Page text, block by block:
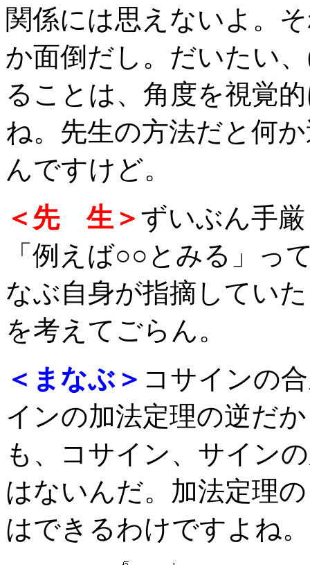
関係には思えないよ。
か面倒だし。だいたい
ることは、角度を視覚
ね。先生の方法だと何
んですけど。
＜先 生＞ ずいぶん手
「例えば○○とみる」っ
なぶ自身が指摘してい
を考えてごらん。
＜まなぶ＞ コサインの
インの加法定理の逆だ
も、コサイン、サイン
はないんだ。加法定理
はできるわけですよね